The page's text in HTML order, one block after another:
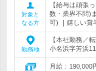
対象と
なる方
【給与は頑張
数・業界不問)
可) ｜嬉しい
勤務地
【本社勤務／
小名浜字芳浜
月給：